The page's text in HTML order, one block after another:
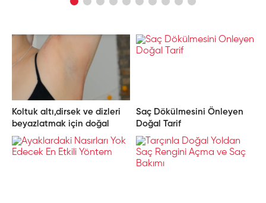
Koltuk altı,dirsek ve dizleri
beyazlatmak için doğal
çözüm
Saç Dökülmesini Önleyen
Doğal Tarif